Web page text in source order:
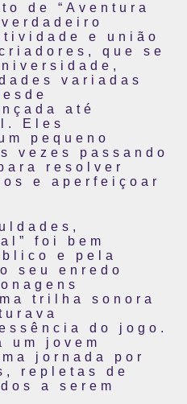
de “Aventura
e união
que se
variadas
até
Eles
pequeno
vezes passando
resolver
e aperfeiçoar
foi bem
e pela
seu enredo
trilha sonora
do jogo.
um jovem
jornada por
repletas de
a serem